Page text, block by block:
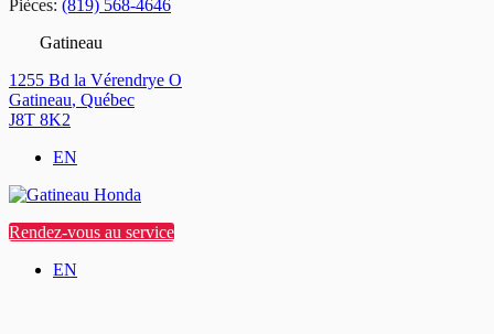
Pièces: (819) 568-4646
Gatineau
1255 Bd la Vérendrye O
Gatineau, Québec
J8T 8K2
EN
Rendez-vous au service
EN